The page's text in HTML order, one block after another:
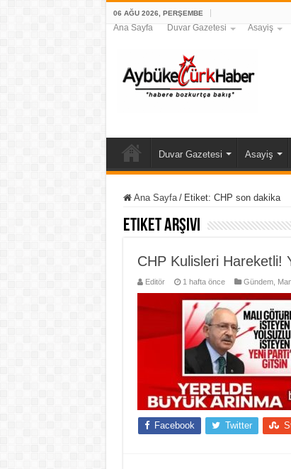
06 AĞU 2026, PERŞEMBE
Ana Sayfa Duvar Gazetesi Asayiş
Duvar Gazetesi Asayiş
Ana Sayfa / Etiket: CHP son dakika
Etiket Arşivi
CHP Kulisleri Hareketli!
Editör 1 hafta önce Gündem,
Facebook Twitter